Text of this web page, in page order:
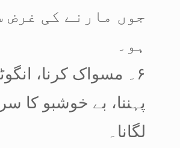
جوں مارنے کی غرض
ہو۔
۶۔ مسواک کرنا،
پہننا، بے خوشبو کا
لگانا۔